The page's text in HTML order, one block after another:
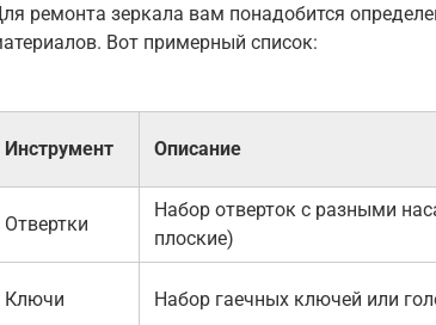
ремонта зеркала вам понадобится
Вот примерный список:
Инструмент Описание
Отвертки
Набор отверток с разными
плоские)
Ключи Набор гаечных ключей или